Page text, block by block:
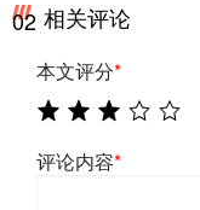
02 相关评论
本文评分*
评论内容*